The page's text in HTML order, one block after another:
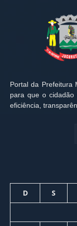
Portal da Prefeitura
para que o cidadão
eficiência,
D S